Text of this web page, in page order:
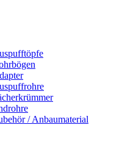
/ Anbaumaterial